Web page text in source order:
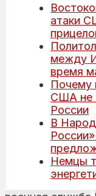
атаки
между
время
Почему
США не
России
В
Немцы